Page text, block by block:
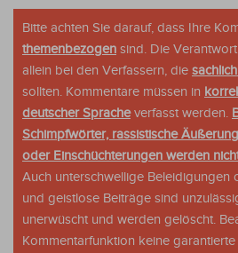
Bitte achten Sie darauf, dass Ihre
themenbezogen sind. Die
allein bei den Verfassern, die
sollten. Kommentare müssen in
deutscher Spracheverfasst werden.
Schimpfwörter, rassistische
oder Einschüchterungen werden
Auch unterschwellige Beleidigungen
und geistlose Beiträge sind
unerwüscht und werden gelöscht.
Kommentarfunktion keine